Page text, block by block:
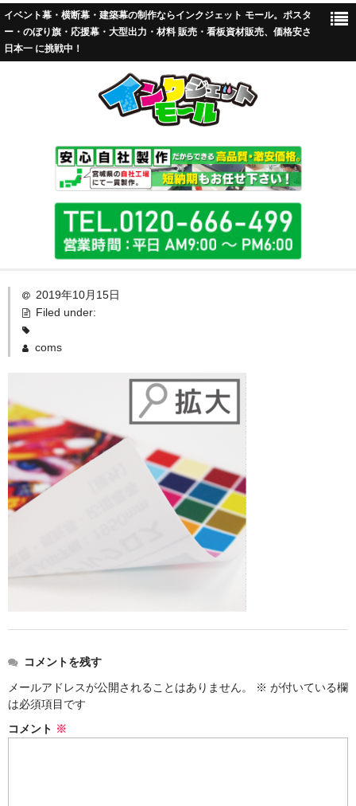
イベント幕・横断幕・建築幕の制作ならインクジェット モール。ポスタ
ー・のぼり旗・応援幕・大型出力・材料 販売・看板資材販売、価格安さ
日本一 に挑戦中！
TOP
標準加工
ご注文
送料・梱包
会社概要
2019年10月15日
Filed under:
coms
コメントを残す
メールアドレスが公開されることはありません。
※ が付いている欄
は必須項目です
コメント ※